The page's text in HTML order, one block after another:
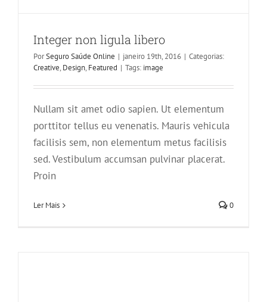
Integer non ligula libero
PorSeguro Saúde Online | janeiro 19th, 2016 | Categorias:
Creative, Design, Featured | Tags: image
Nullam sit amet odio sapien. Ut elementum
porttitor tellus eu venenatis. Mauris vehicula
facilisis sem, non elementum metus facilisis
sed. Vestibulum accumsan pulvinar placerat.
Proin
Ler Mais 0
Pellentesque gravida augue orci, non
condim